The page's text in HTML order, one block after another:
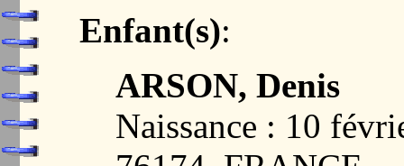
Enfant(s):
ARSON, Denis
Naissance : 10